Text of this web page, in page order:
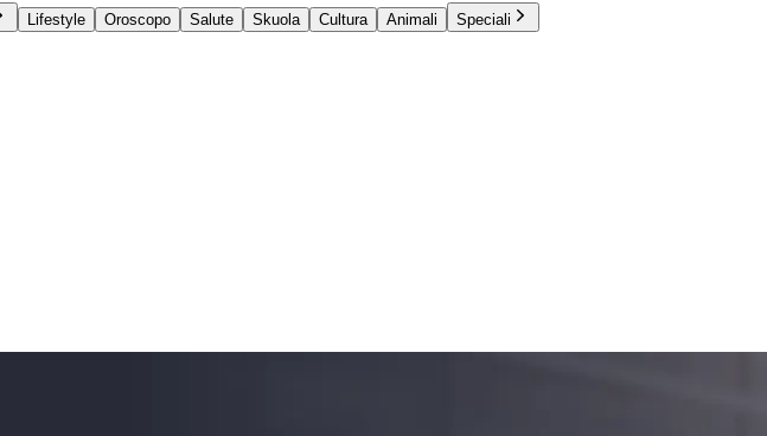
Lifestyle Oroscopo Salute Skuola Cultura Animali
Speciali